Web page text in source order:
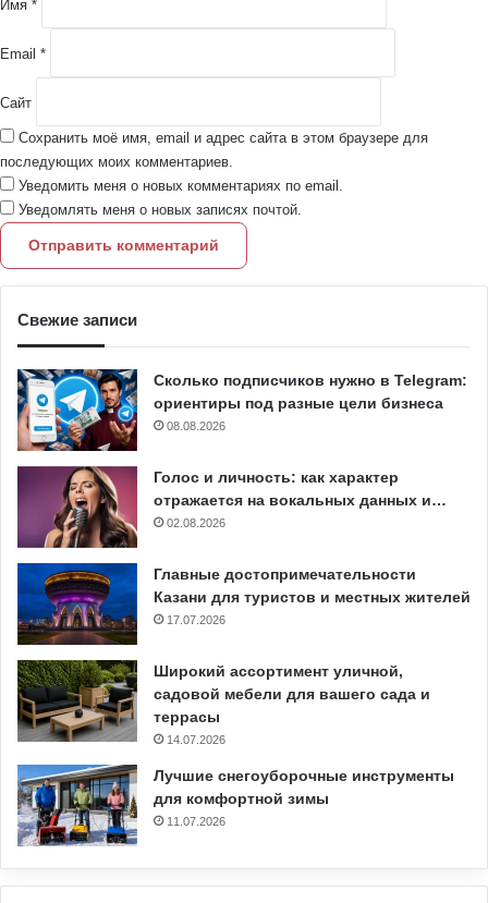
Имя *
Email *
Сайт
Сохранить моё имя, email и адрес сайта в этом браузере для
последующих моих комментариев.
Уведомить меня о новых комментариях по email.
Уведомлять меня о новых записях почтой.
Свежие записи
Сколько подписчиков нужно в Telegram:
ориентиры под разные цели бизнеса
08.08.2026
Голос и личность: как характер
отражается на вокальных данных и…
02.08.2026
Главные достопримечательности
Казани для туристов и местных жителей
17.07.2026
Широкий ассортимент уличной,
садовой мебели для вашего сада и
террасы
14.07.2026
Лучшие снегоуборочные инструменты
для комфортной зимы
11.07.2026